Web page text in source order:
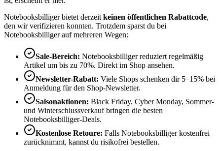
Notebooksbilliger bietet derzeit keinen öffentlichen Rabattcode,
den wir verifizieren konnten. Trotzdem sparst du bei
Notebooksbilliger auf mehreren Wegen:
Sale-Bereich: Notebooksbilliger reduziert regelmäßig
Artikel um bis zu 70%. Direkt im Shop ansehen.
Newsletter-Rabatt: Viele Shops schenken dir 5–15% bei
Anmeldung für den Shop-Newsletter.
Saisonaktionen: Black Friday, Cyber Monday, Sommer-
und Winterschlussverkauf bringen die besten
Notebooksbilliger-Deals.
Kostenlose Retoure: Falls Notebooksbilliger kostenfrei
zurücknimmt, kannst du risikofrei bestellen.